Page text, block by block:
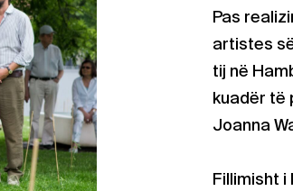
Pas
artistes
tij në
kuadër të
Joanna
Fillimisht